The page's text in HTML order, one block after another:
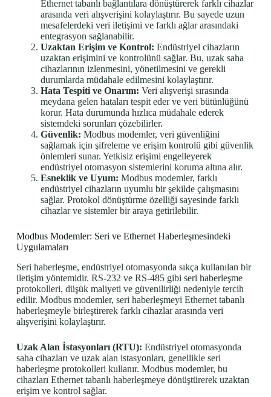
Ethernet tabanlı bağlantılara dönüştürerek farklı cihazlar
arasında veri alışverişini kolaylaştırır. Bu sayede uzun
mesafelerdeki veri iletişimi ve farklı ağlar arasındaki
entegrasyon sağlanabilir.
Uzaktan Erişim ve Kontrol: Endüstriyel cihazların
uzaktan erişimini ve kontrolünü sağlar. Bu, uzak saha
cihazlarının izlenmesini, yönetilmesini ve gerekli
durumlarda müdahale edilmesini kolaylaştırır.
Hata Tespiti ve Onarım: Veri alışverişi sırasında
meydana gelen hataları tespit eder ve veri bütünlüğünü
korur. Hata durumunda hızlıca müdahale ederek
sistemdeki sorunları çözebilirler.
Güvenlik: Modbus modemler, veri güvenliğini
sağlamak için şifreleme ve erişim kontrolü gibi güvenlik
önlemleri sunar. Yetkisiz erişimi engelleyerek
endüstriyel otomasyon sistemlerini koruma altına alır.
Esneklik ve Uyum: Modbus modemler, farklı
endüstriyel cihazların uyumlu bir şekilde çalışmasını
sağlar. Protokol dönüştürme özelliği sayesinde farklı
cihazlar ve sistemler bir araya getirilebilir.
Modbus Modemler: Seri ve Ethernet Haberleşmesindeki
Uygulamaları
Seri haberleşme, endüstriyel otomasyonda sıkça kullanılan bir
iletişim yöntemidir. RS-232 ve RS-485 gibi seri haberleşme
protokolleri, düşük maliyeti ve güvenilirliği nedeniyle tercih
edilir. Modbus modemler, seri haberleşmeyi Ethernet tabanlı
haberleşmeyle birleştirerek farklı cihazlar arasında veri
alışverişini kolaylaştırır.
Uzak Alan İstasyonları (RTU): Endüstriyel otomasyonda
saha cihazları ve uzak alan istasyonları, genellikle seri
haberleşme protokolleri kullanır. Modbus modemler, bu
cihazları Ethernet tabanlı haberleşmeye dönüştürerek uzaktan
erişim ve kontrol sağlar.